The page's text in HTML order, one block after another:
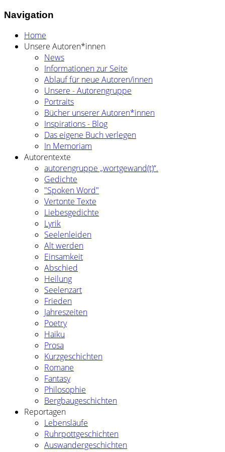
Navigation
Home
Unsere Autoren*innen
News
Informationen zur Seite
Ablauf für neue Autoren/innen
Unsere - Autorengruppe
Portraits
Bücher unserer Autoren*innen
Inspirations - Blog
Das eigene Buch verlegen
In Memoriam
Autorentexte
autorengruppe „wortgewand(t)“.
Gedichte
"Spoken Word"
Vertonte Texte
Liebesgedichte
Lyrik
Seelenleiden
Alt werden
Einsamkeit
Abschied
Heilung
Seelenzart
Frieden
Jahreszeiten
Poetry
Haiku
Prosa
Kurzgeschichten
Romane
Fantasy
Philosophie
Bergbaugeschichten
Reportagen
Lebensläufe
Ruhrpottgeschichten
Auswandergeschichten